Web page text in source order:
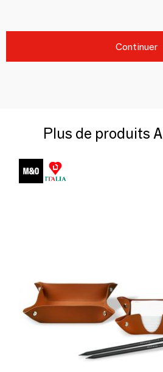
Continuer
Plus de produits